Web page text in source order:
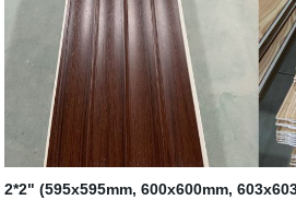
2*2" (595x595mm, 600x600mm,